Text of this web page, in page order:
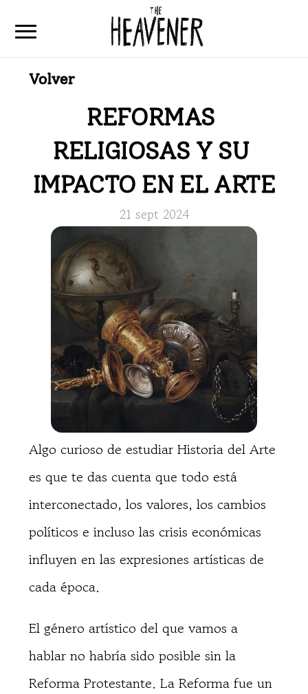
Articulos
Que es The Heavener
Contacto
Volver
REFORMAS
RELIGIOSAS Y SU
IMPACTO EN EL ARTE
21 sept 2024
Algo curioso de estudiar Historia del Arte
es que te das cuenta que todo está
interconectado, los valores, los cambios
políticos e incluso las crisis económicas
influyen en las expresiones artísticas de
cada época.
El género artístico del que vamos a
hablar no habría sido posible sin la
Reforma Protestante. La Reforma fue un